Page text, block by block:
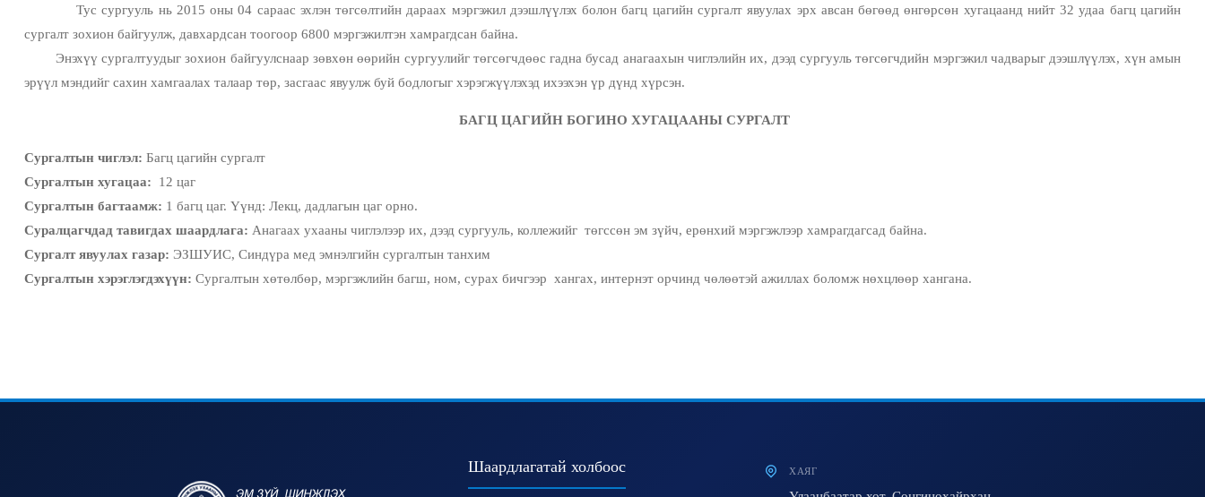
Тус сургууль нь 2015 оны 04 сараас эхлэн төгсөлтийн дараах мэргэжил дээшлүүлэх болон багц цагийн сургалт явуулах эрх авсан бөгөөд өнгөрсөн хугацаанд нийт 32 удаа багц цагийн
сургалт зохион байгуулж, давхардсан тоогоор 6800 мэргэжилтэн хамрагдсан байна.
Энэхүү сургалтуудыг зохион байгуулснаар зөвхөн өөрийн сургуулийг төгсөгчдөөс гадна бусад анагаахын чиглэлийн их, дээд сургууль төгсөгчдийн мэргэжил чадварыг дээшлүүлэх, хүн амын
эрүүл мэндийг сахин хамгаалах талаар төр, засгаас явуулж буй бодлогыг хэрэгжүүлэхэд ихээхэн үр дүнд хүрсэн.
БАГЦ ЦАГИЙН БОГИНО ХУГАЦААНЫ СУРГАЛТ
Сургалтын чиглэл: Багц цагийн сургалт
Сургалтын хугацаа:
12 цаг
Сургалтын багтаамж: 1 багц цаг. Үүнд: Лекц, дадлагын цаг орно.
Суралцагчдад тавигдах шаардлага: Анагаах ухааны чиглэлээр их, дээд сургууль, коллежийг төгссөн эм зүйч, ерөнхий мэргэжлээр хамрагдагсад байна.
Сургалт явуулах газар: ЭЗШУИС, Синдүра мед эмнэлгийн сургалтын танхим
Сургалтын хэрэглэгдэхүүн: Сургалтын хөтөлбөр, мэргэжлийн багш, ном, сурах бичгээр хангах, интернэт орчинд чөлөөтэй ажиллах боломж нөхцлөөр хангана.
Шаардлагатай холбоос ХАЯГ